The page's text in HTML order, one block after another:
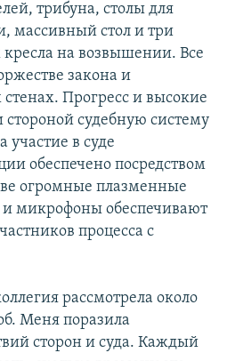
трибуна, столы для
массивный стол и три
на возвышении. Все
закона и
стенах. Прогресс и высокие
судебную систему
в суде
обеспечено посредством
огромные плазменные
микрофоны обеспечивают
процесса с
рассмотрела около
Меня поразила
сторон и суда. Каждый